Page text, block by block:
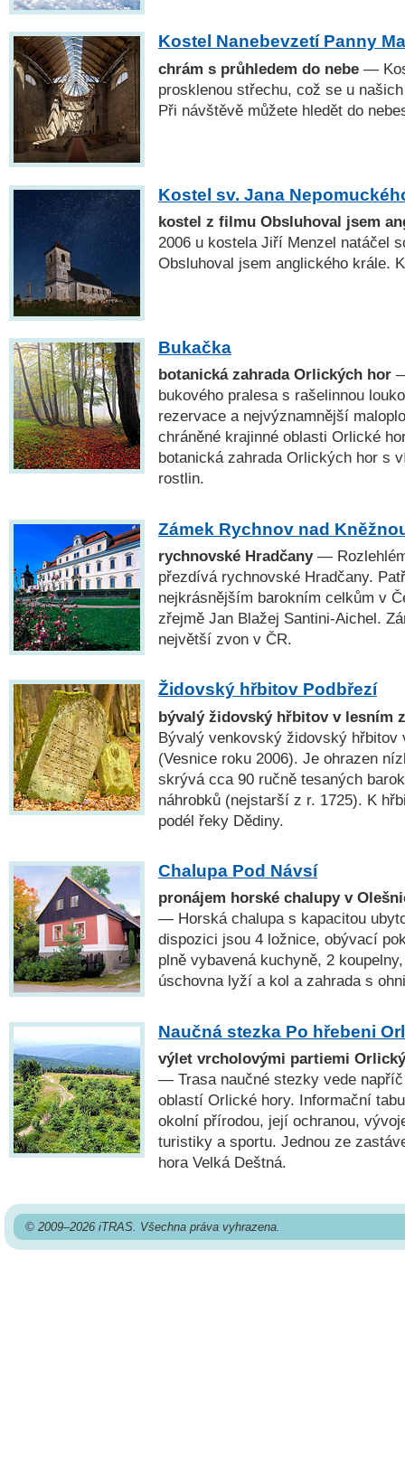
Kostel Nanebevzetí Panny
chrám s průhledem do nebe —
prosklenou střechu, což se u
Při návštěvě můžete hledět do
Kostel sv. Jana
kostel z filmu Obsluhoval jsem
2006 u kostela Jiří Menzel natáčel
Obsluhoval jsem anglického krále.
Bukačka
botanická zahrada Orlických hor
bukového pralesa s rašelinnou
rezervace a nejvýznamnější
chráněné krajinné oblasti Orlické
botanická zahrada Orlických hor s
rostlin.
Zámek Rychnov nad
rychnovské Hradčany—
přezdívá rychnovské Hradčany.
nejkrásnějším barokním celkům v
zřejmě Jan Blažej Santini-Aichel.
největší zvon v ČR.
Židovský hřbitov Podbřezí
bývalý židovský hřbitov v lesním
Bývalý venkovský židovský hřbitov
(Vesnice roku 2006). Je ohrazen
skrývá cca 90 ručně tesaných
náhrobků (nejstarší z r. 1725). K
podél řeky Dědiny.
Chalupa Pod Návsí
pronájem horské chalupy v
— Horská chalupa s kapacitou
dispozici jsou 4 ložnice, obývací
plně vybavená kuchyně, 2
úschovna lyží a kol a zahrada s
Naučná stezka Po hřebeni
výlet vrcholovými partiemi
— Trasa naučné stezky vede
oblastí Orlické hory. Informační
okolní přírodou, její ochranou,
turistiky a sportu. Jednou ze
hora Velká Deštná.
© 2009–2026 iTRAS. Všechna práva vyhrazena.